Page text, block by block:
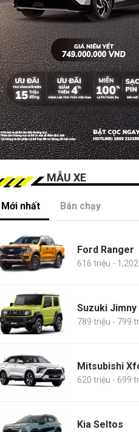
MẪU XE
Mới nhất Bán chạy
Ford Ranger
616 triệu -
Suzuki Jimny
789 triệu - 799
Mitsubishi
620 triệu - 699
Kia Seltos